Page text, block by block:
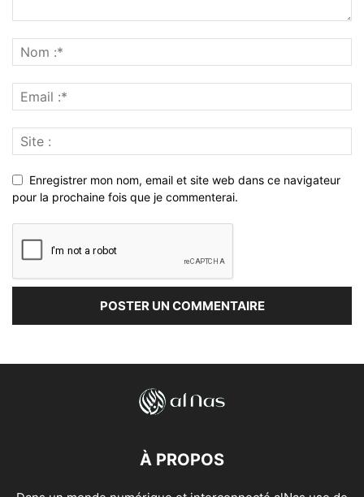
Enregistrer mon nom, email et site web dans ce navigateur
pour la prochaine fois que je commenterai.
À PROPOS